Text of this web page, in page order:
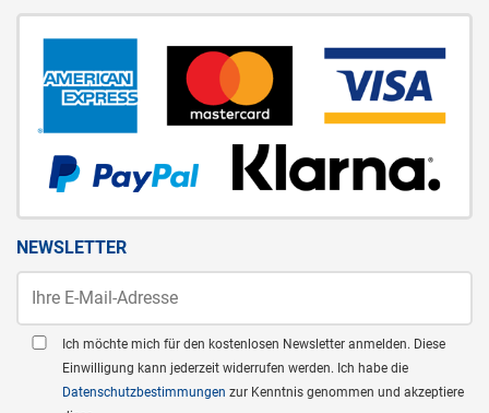
NEWSLETTER
Ich möchte mich für den kostenlosen Newsletter anmelden. Diese
Einwilligung kann jederzeit widerrufen werden. Ich habe die
Datenschutzbestimmungen zur Kenntnis genommen und akzeptiere